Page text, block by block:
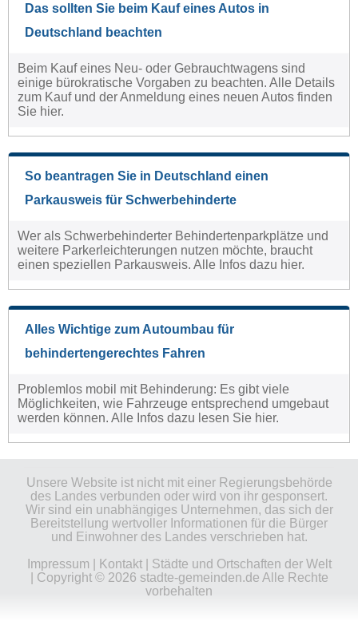
Das sollten Sie beim Kauf eines Autos in
Deutschland beachten
Beim Kauf eines Neu- oder Gebrauchtwagens sind
einige bürokratische Vorgaben zu beachten. Alle Details
zum Kauf und der Anmeldung eines neuen Autos finden
Sie hier.
So beantragen Sie in Deutschland einen
Parkausweis für Schwerbehinderte
Wer als Schwerbehinderter Behindertenparkplätze und
weitere Parkerleichterungen nutzen möchte, braucht
einen speziellen Parkausweis. Alle Infos dazu hier.
Alles Wichtige zum Autoumbau für
behindertengerechtes Fahren
Problemlos mobil mit Behinderung: Es gibt viele
Möglichkeiten, wie Fahrzeuge entsprechend umgebaut
werden können. Alle Infos dazu lesen Sie hier.
Unsere Website ist nicht mit einer Regierungsbehörde
des Landes verbunden oder wird von ihr gesponsert.
Wir sind ein unabhängiges Unternehmen, das sich der
Bereitstellung wertvoller Informationen für die Bürger
und Einwohner des Landes verschrieben hat.
Impressum
Kontakt| Städte und Ortschaften der Welt
| Copyright © 2026 stadte-gemeinden.de Alle Rechte
vorbehalten